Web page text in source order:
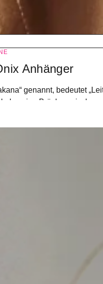
Anhänger
genannt, bedeutet
das eine Brücke